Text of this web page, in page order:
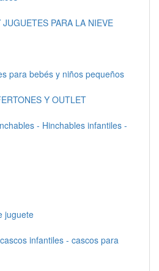
PARA LA NIEVE
para bebés y niños pequeños
Y OUTLET
- Hinchables infantiles -
juguete
infantiles - cascos para